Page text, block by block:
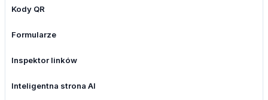
Kody QR
Formularze
Inspektor linków
Inteligentna strona AI